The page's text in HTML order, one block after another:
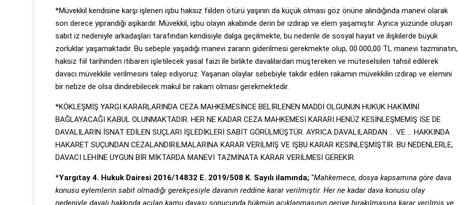
*Müvekkil kendisine karşı işlenen işbu haksız fiilden ötürü yaşının da küçük olması göz önüne alındığında manevi olarak
son derece yıprandığı aşikardır. Müvekkil, işbu olayın akabinde derin bir ızdırap ve elem yaşamıştır. Ayrıca yüzünde oluşan
sabit iz nedeniyle arkadaşları tarafından kendisiyle dalga geçilmekte, bu nedenle de sosyal hayat ve ilişkilerde büyük
zorluklar yaşamaktadır. Bu sebeple yaşadığı manevi zararın giderilmesi gerekmekte olup, 00.000,00 TL manevi tazminatın,
haksız fiil tarihinden itibaren işletilecek yasal faizi ile birlikte davalılardan müştereken ve müteselsilen tahsil edilerek
davacı müvekkile verilmesini talep ediyoruz. Yaşanan olaylar sebebiyle takdir edilen rakamın müvekkilin ızdırap ve elemini
bir nebze de olsa dindirebilecek makul bir rakam olması gerekmektedir.
*KÖKLEŞMİŞ YARGI KARARLARINDA CEZA MAHKEMESİNCE BELİRLENEN MADDİ OLGUNUN HUKUK HAKİMİNİ
BAĞLAYACAĞI KABUL OLUNMAKTADIR. HER NE KADAR CEZA MAHKEMESİ KARARI HENÜZ KESİNLEŞMEMİŞ İSE DE
DAVALILARIN İSNAT EDİLEN SUÇLARI İŞLEDİKLERİ SABİT GÖRÜLMÜŞTÜR. AYRICA DAVALILARDAN … VE … HAKKINDA
HAKARET SUÇUNDAN CEZALANDIRILMALARINA KARAR VERİLMİŞ VE İŞBU KARAR KESİNLEŞMİŞTİR. BU NEDENLERLE,
DAVACI LEHİNE UYGUN BİR MİKTARDA MANEVİ TAZMİNATA KARAR VERİLMESİ GEREKİR.
*Yargıtay 4. Hukuk Dairesi 2016/14832 E. 2019/508 K. Sayılı ilamında; “Mahkemece, dosya kapsamına göre dava
konusu eylemlerin sabit olmadığı gerekçesiyle davanın reddine karar verilmiştir. Her ne kadar dava konusu olay
nedeniyle davalı hakkında açılan kamu davası sonucunda hükmün açıklanmasının geriye bırakılmasına karar verilmiş ve